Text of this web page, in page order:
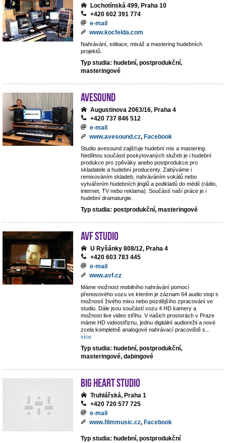
Lochotínská 499, Praha 10
+420 602 391 774
e-mail
www.kocfelda.com
Nahrávání, editace, mixáž a mastering hudebních
projektů.
Typ studia: hudební, postprodukční,
masteringové
avesound
Augustinova 2063/16, Praha 4
+420 737 846 512
e-mail
www.avesound.cz, Facebook
Studio avesound zajišťuje hudební mix a mastering.
Nedílnou součástí poskytovaných služeb je i hudební
produkce pro zpěváky anebo postprodukce pro
skladatele a hudební producenty. Zabýváme i
remixováním skladeb, nahráváním vokálů nebo
vytvářením hudebních jinglů a podkladů do médií (rádio,
internet, TV nebo reklama). Součástí naší práce je i
hudební dramaturgie.
Typ studia: postprodukční, masteringové
AVF STUDIO
U Ryšánky 808/12, Praha 4
+420 603 783 445
e-mail
www.avf.cz
Máme možnost mobilního nahrávání pomocí
přenosového vozu ve kterém je záznam 64 audio stop s
možností živého mixu nebo pozdějšího zpracování ve
studiu. Dále jsou součástí vozu 4 HD kamery a
možnost live video střihu. V našich prostorách v Praze
máme HD videostřiznu, jednu digitální audiorežii a nové
zcela kompletně analogové nahrávací pracoviště s
více
Typ studia: hudební, postprodukční,
masteringové, dabingové
Big Heart Studio
Truhlářská, Praha 1
+420 720 577 725
e-mail
www.filmmusic.cz, Facebook
Typ studia: hudební, postprodukční